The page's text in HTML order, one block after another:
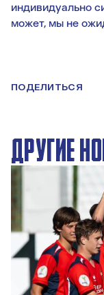
индивидуально
может, мы не
ПОДЕЛИТЬСЯ
ДРУГИЕ